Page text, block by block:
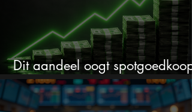
Dit aandeel oogt spotgoedkoop
voor hoeveel het kan stijgen